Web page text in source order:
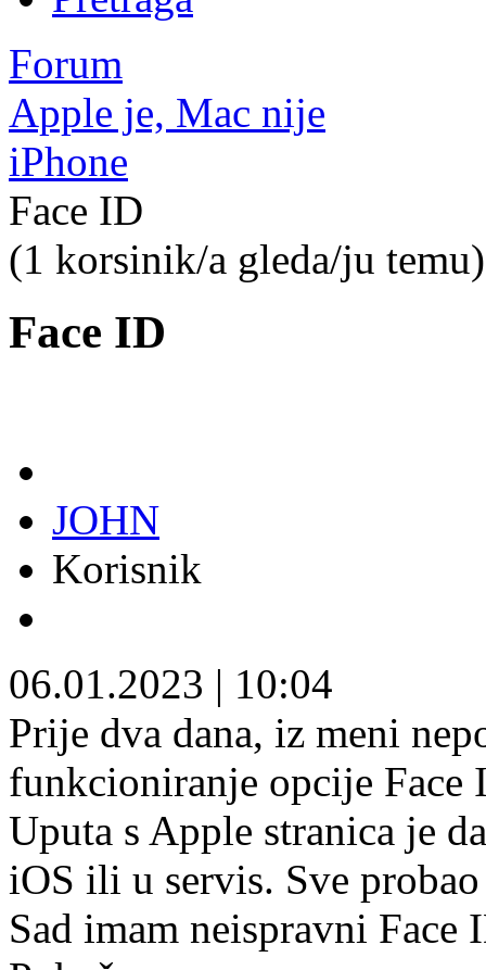
Forum
Apple je, Mac nije
iPhone
Face ID
(1 korsinik/a gleda/ju
Face ID
JOHN
Korisnik
06.01.2023 | 10:04
Prije dva dana, iz meni
funkcioniranje opcije Face
Uputa s Apple stranica je
iOS ili u servis. Sve
Sad imam neispravni